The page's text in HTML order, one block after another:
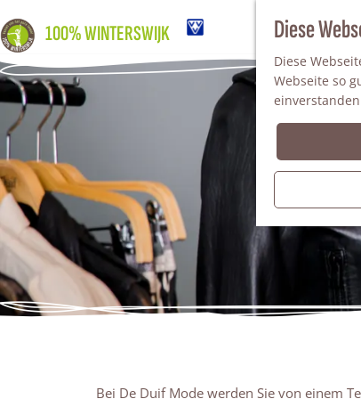
Diese
Diese
Webseite so
100% WINTERSWIJK
Bei De Duif Mode werden Sie von einem